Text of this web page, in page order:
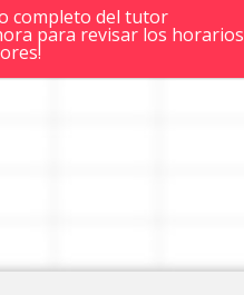
completo del tutor
para revisar los horarios